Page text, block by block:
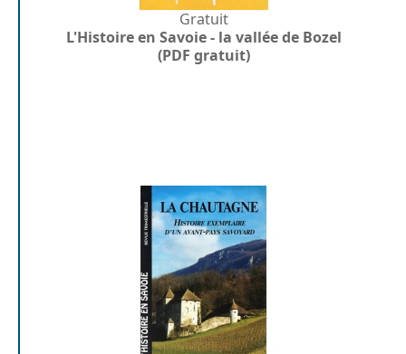
Gratuit
L'Histoire en Savoie - la vallée de Bozel
(PDF gratuit)